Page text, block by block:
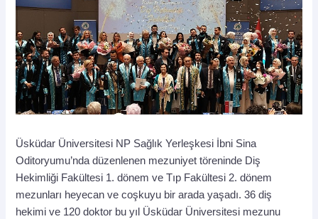
Üsküdar Üniversitesi NP Sağlık Yerleşkesi İbni Sina
Oditoryumu’nda düzenlenen mezuniyet töreninde Diş
Hekimliği Fakültesi 1. dönem ve Tıp Fakültesi 2. dönem
mezunları heyecan ve coşkuyu bir arada yaşadı. 36 diş
hekimi ve 120 doktor bu yıl Üsküdar Üniversitesi mezunu